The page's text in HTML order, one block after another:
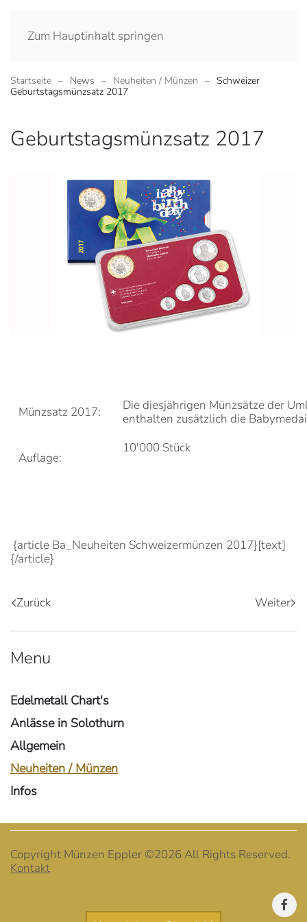
Zum Hauptinhalt springen
Startseite News Neuheiten / Münzen
Schweizer
Geburtstagsmünzsatz 2017
Geburtstagsmünzsatz 2017
Münzsatz 2017:
Die diesjährigen Münzsätze der
enthalten zusätzlich die
Auflage:
10'000 Stück
{article Ba_Neuheiten Schweizermünzen 2017}[text]
{/article}
Zurück Weiter
Menu
Edelmetall Chart's
Anlässe in Solothurn
Allgemein
Neuheiten / Münzen
Infos
Copyright Münzen Eppler ©2026 All Rights Reserved.
Kontakt